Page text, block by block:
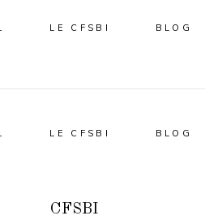
LE CFSBI BLOG
LE CFSBI BLOG
CFSBI